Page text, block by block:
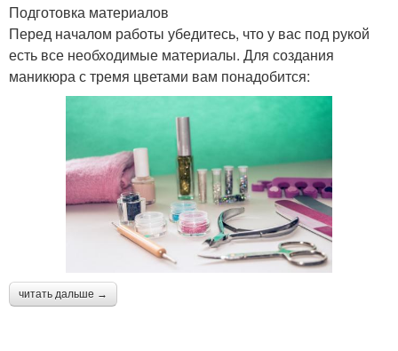
Подготовка материалов
Перед началом работы убедитесь, что у вас под рукой
есть все необходимые материалы. Для создания
маникюра с тремя цветами вам понадобится:
читать дальше →